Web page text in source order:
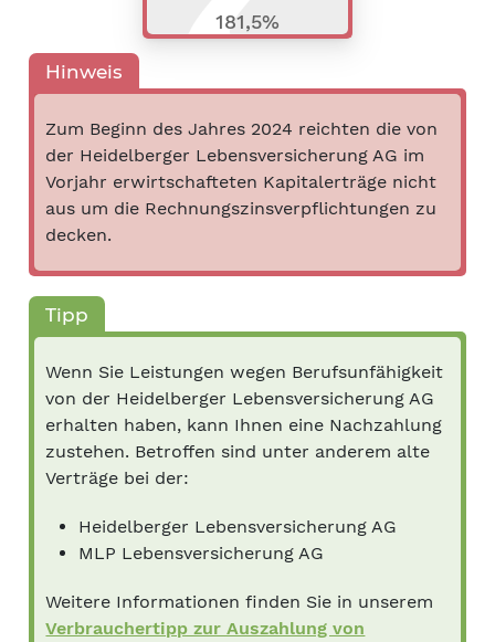
181,5%
Hinweis
Zum Beginn des Jahres 2024 reichten die von
der Heidelberger Lebensversicherung AG im
Vorjahr erwirtschafteten Kapitalerträge nicht
aus um die Rechnungszinsverpflichtungen zu
decken.
Tipp
Wenn Sie Leistungen wegen Berufsunfähigkeit
von der Heidelberger Lebensversicherung AG
erhalten haben, kann Ihnen eine Nachzahlung
zustehen. Betroffen sind unter anderem alte
Verträge bei der:
Heidelberger Lebensversicherung AG
MLP Lebensversicherung AG
Weitere Informationen finden Sie in unserem
Verbrauchertipp zur Auszahlung von